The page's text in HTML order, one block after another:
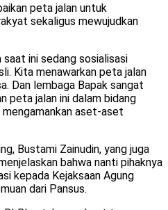
peta jalan untuk
sekaligus mewujudkan
saat ini sedang sosialisasi
Kita menawarkan peta jalan
Dan lembaga Bapak sangat
peta jalan ini dalam bidang
aset-aset
Bustami Zainudin, yang juga
bahwa nanti pihaknya
kepada Kejaksaan Agung
dari Pansus.